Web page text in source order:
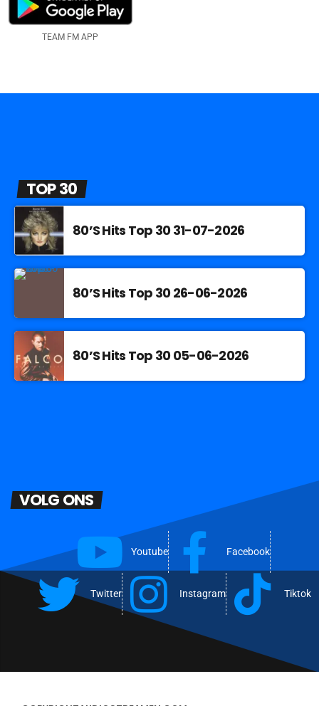
TEAM FM APP
TOP 30
80’S Hits Top 30 31-07-2026
80’S Hits Top 30 26-06-2026
80’S Hits Top 30 05-06-2026
VOLG ONS
Youtube Facebook
Twitter Instagram Tiktok